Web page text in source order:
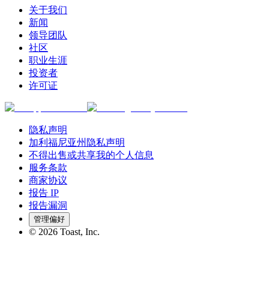
关于我们
新闻
领导团队
社区
职业生涯
投资者
许可证
隐私声明
加利福尼亚州隐私声明
不得出售或共享我的个人信息
服务条款
商家协议
报告 IP
报告漏洞
管理偏好
© 2026 Toast, Inc.